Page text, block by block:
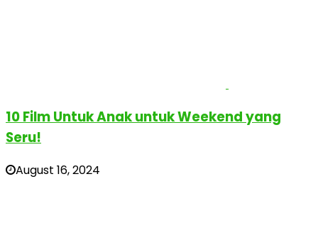
10 Film Untuk Anak untuk Weekend yang
Seru!
August 16, 2024